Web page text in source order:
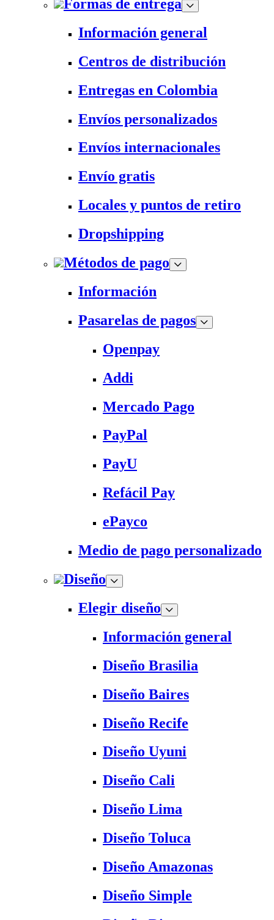
Formas de entrega
Información general
Centros de distribución
Entregas en Colombia
Envíos personalizados
Envíos internacionales
Envío gratis
Locales y puntos de retiro
Dropshipping
Métodos de pago
Información
Pasarelas de pagos
Openpay
Addi
Mercado Pago
PayPal
PayU
Refácil Pay
ePayco
Medio de pago personalizado
Diseño
Elegir diseño
Información general
Diseño Brasilia
Diseño Baires
Diseño Recife
Diseño Uyuni
Diseño Cali
Diseño Lima
Diseño Toluca
Diseño Amazonas
Diseño Simple